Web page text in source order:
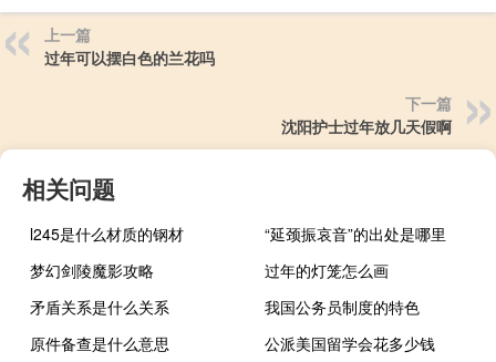
上一篇
过年可以摆白色的兰花吗
下一篇
沈阳护士过年放几天假啊
相关问题
l245是什么材质的钢材
“延颈振哀音”的出处是哪里
梦幻剑陵魔影攻略
过年的灯笼怎么画
矛盾关系是什么关系
我国公务员制度的特色
原件备查是什么意思
公派美国留学会花多少钱